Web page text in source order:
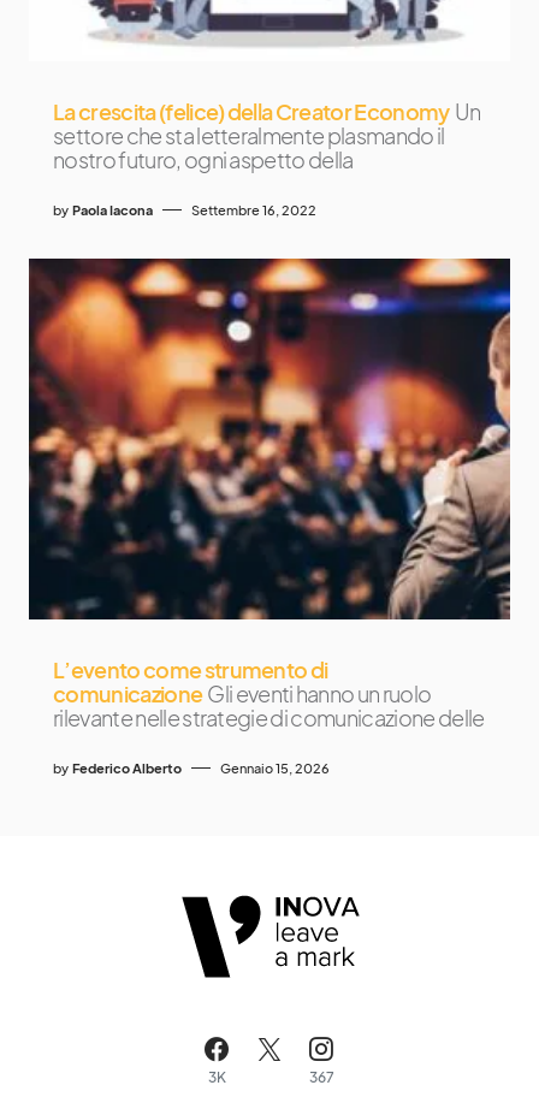
La crescita (felice) della Creator Economy Un
settore che sta letteralmente plasmando il
nostro futuro, ogni aspetto della
by Paola Iacona Settembre 16, 2022
L’evento come strumento di
comunicazione Gli eventi hanno un ruolo
rilevante nelle strategie di comunicazione delle
by Federico Alberto Gennaio 15, 2026
3K 367